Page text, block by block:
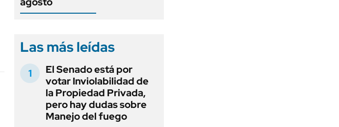
Las más leídas
El Senado está por
votar Inviolabilidad de
la Propiedad Privada,
pero hay dudas sobre
Manejo del fuego